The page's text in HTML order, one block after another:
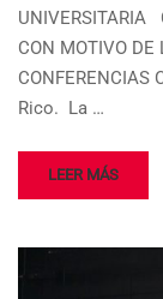
UNIVERSITARIA
CON MOTIVO DE
Rico. La …
LEER MÁS